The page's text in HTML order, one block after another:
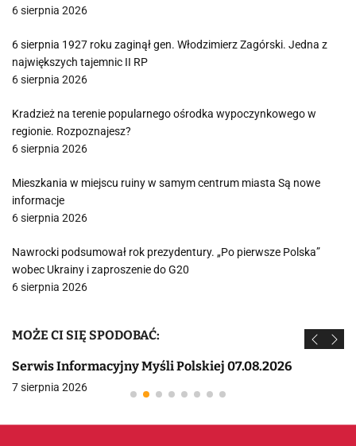
6 sierpnia 2026
6 sierpnia 1927 roku zaginął gen. Włodzimierz Zagórski. Jedna z
największych tajemnic II RP
6 sierpnia 2026
Kradzież na terenie popularnego ośrodka wypoczynkowego w
regionie. Rozpoznajesz?
6 sierpnia 2026
Mieszkania w miejscu ruiny w samym centrum miasta Są nowe
informacje
6 sierpnia 2026
Nawrocki podsumował rok prezydentury. „Po pierwsze Polska”
wobec Ukrainy i zaproszenie do G20
6 sierpnia 2026
MOŻE CI SIĘ SPODOBAĆ:
Serwis Informacyjny Myśli Polskiej 07.08.2026
7 sierpnia 2026